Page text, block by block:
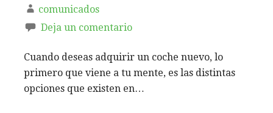
comunicados
Deja un comentario
Cuando deseas adquirir un coche nuevo, lo
primero que viene a tu mente, es las distintas
opciones que existen en…